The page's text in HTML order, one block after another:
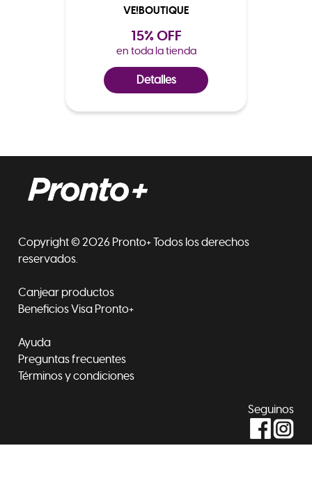
VE!BOUTIQUE
15% OFF
en toda la tienda
Detalles
Copyright © 2026 Pronto+ Todos los derechos
reservados.
Canjear productos
Beneficios Visa Pronto+
Ayuda
Preguntas frecuentes
Términos y condiciones
Seguinos